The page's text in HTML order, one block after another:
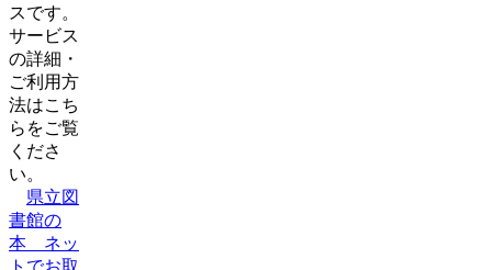
スです。
サービス
の詳細・
ご利用方
法はこち
らをご覧
くださ
い。
県立図
書館の
本 ネッ
トでお取